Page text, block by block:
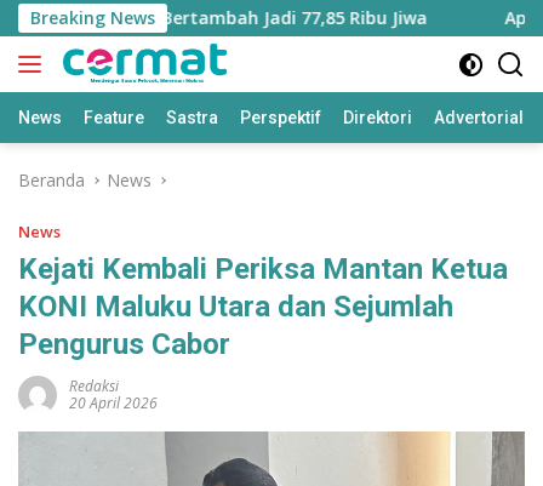
Langsung
ke
konten
Breaking News
Utara Bertambah Jadi 77,85 Ribu Jiwa Aplikasi
News Feature Sastra Perspektif Direktori Advertorial
Beranda News
News
Kejati Kembali Periksa Mantan Ketua
KONI Maluku Utara dan Sejumlah
Pengurus Cabor
Redaksi
20 April 2026